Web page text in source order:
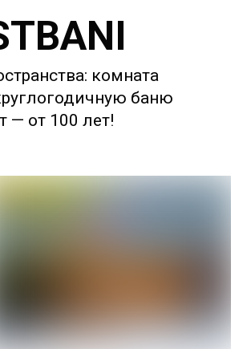
комната
баню
— от 100 лет!